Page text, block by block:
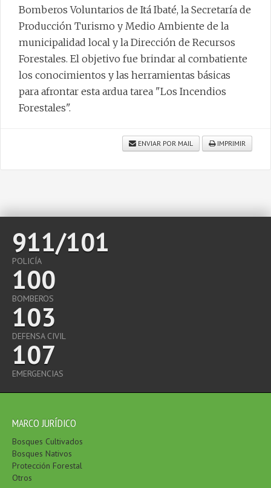
Bomberos Voluntarios de Itá Ibaté, la Secretaría de
Producción Turismo y Medio Ambiente de la
municipalidad local y la Dirección de Recursos
Forestales. El objetivo fue brindar al combatiente
los conocimientos y las herramientas básicas
para afrontar esta ardua tarea "Los Incendios
Forestales".
ENVIAR POR MAIL IMPRIMIR
911/101
POLICÍA
100
BOMBEROS
103
DEFENSA CIVIL
107
EMERGENCIAS
MARCO JURÍDICO
Bosques Cultivados
Bosques Nativos
Protección Forestal
Otros